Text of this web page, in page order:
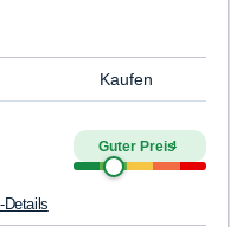
Kaufen
Guter Preis4
Details